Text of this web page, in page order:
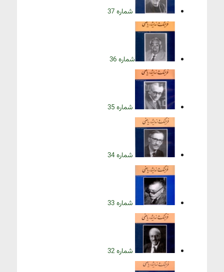
شماره 37
شماره 36
شماره 35
شماره 34
شماره 33
شماره 32